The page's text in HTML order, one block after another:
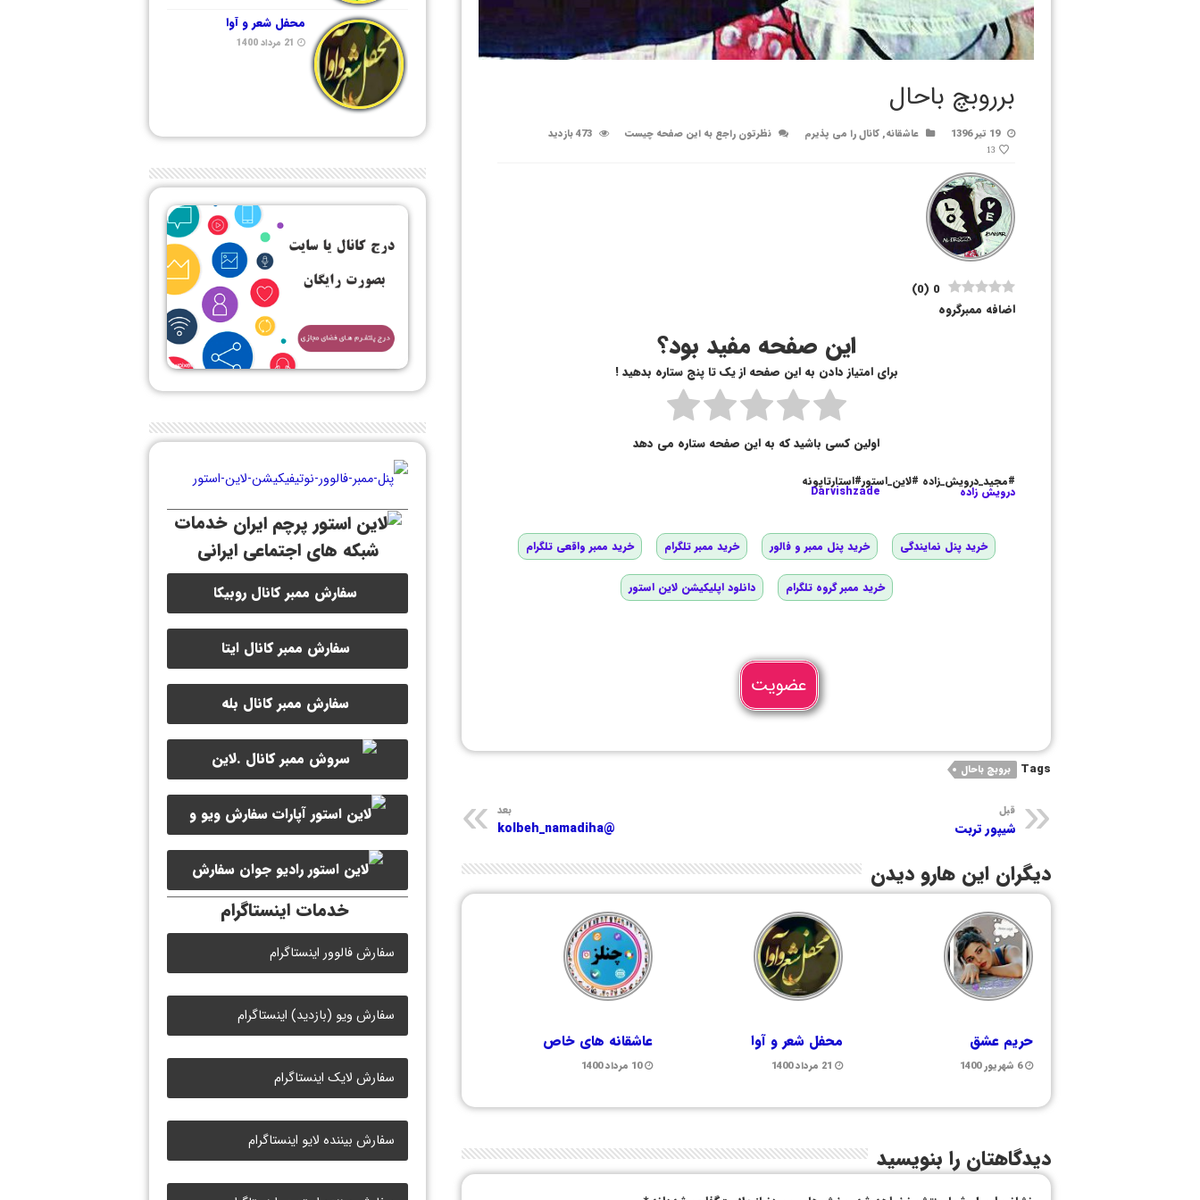
برروبچ باحال
19 تیر 1396 عاشقانه,کانال را می پذیرم نظرتون راجع به این صفحه چیست 473 بازدید
13
0
(
0
)
اضافه ممبرگروه
این صفحه مفید بود؟
برای امتیاز دادن به این صفحه از یک تا پنج ستاره بدهید !
اولین کسی باشید که به این صفحه ستاره می دهد
#مجید_درویش_زاده #لاین_استور#استارتاپونه
درویش زاده Darvishzade
خرید پنل نمایندگی خرید پنل ممبر و فالور خرید ممبر تلگرام خرید ممبر واقعی تلگرام
خرید ممبر گروه تلگرام دانلود اپلیکیشن لاین استور
عضویت
Tags بروبچ باحال
قبل
شیپور تربت
بعد
@kolbeh_namadiha
دیگران این هارو دیدن
حریم عشق
6 شهریور 1400
محفل شعر و آوا
21 مرداد 1400
عاشقانه های خاص
10 مرداد 1400
دیدگاهتان را بنویسید
محفل شعر و آوا
21 مرداد 1400
خدمات
شبکه های اجتماعی ایرانی
سفارش ممبر کانال روبیکا
سفارش ممبر کانال ایتا
سفارش ممبر کانال بله
سفارش ممبر کانال سروش
سفارش ویو و
لایک ویدیو آپارات
سفارش
لایک رادیو جوان
خدمات اینستاگرام
سفارش فالوور اینستاگرام
سفارش ویو (بازدید) اینستاگرام
سفارش لایک اینستاگرام
سفارش بیننده لایو اینستاگرام